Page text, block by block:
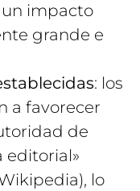
impacto
grande e
: los
a favorecer
de
editorial»
lo